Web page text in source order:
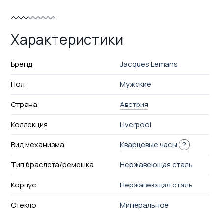
Характеристики
Бренд
Jacques Lemans
Пол
Мужские
Страна
Австрия
Коллекция
Liverpool
Вид механизма
Кварцевые часы ?
Тип браслета/ремешка
Нержавеющая сталь
Корпус
Нержавеющая сталь
Стекло
Минеральное